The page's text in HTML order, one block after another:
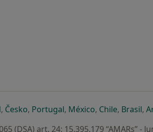
pestaña
nueva pestaña
se abre en una nueva pestaña
, Českose abre en una nueva pestaña
, Portugalse abre en una nueva
, Méxicose abre en una
, Chilese abre
, Brasilse
,
(DSA) art. 24: 15.395.179 “AMARs” -